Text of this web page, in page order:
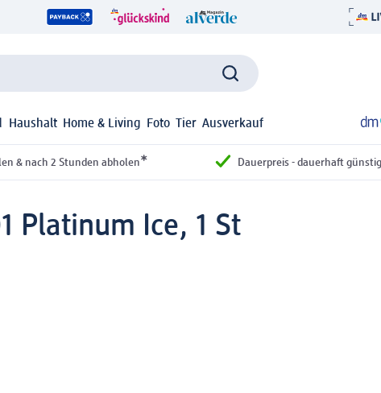
Haushalt Home & Living Foto Tier Ausverkauf
& nach 2 Stunden abholen* Dauerpreis - dauerhaft
Platinum Ice, 1 St